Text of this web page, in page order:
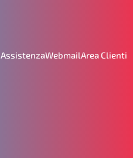
AssistenzaWebmailArea Clienti